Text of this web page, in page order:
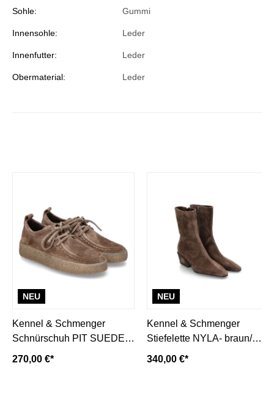
Sohle: Gummi
Innensohle: Leder
Innenfutter: Leder
Obermaterial: Leder
NEU
Kennel & Schmenger
Schnürschuh PIT SUEDE-
tobacco/ mittelbraun
270,00 €*
NEU
Kennel & Schmenger
Stiefelette NYLA- braun/
wood
340,00 €*